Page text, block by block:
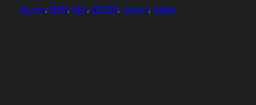
Anime, HSO, idol, JKT48, manga, otaku